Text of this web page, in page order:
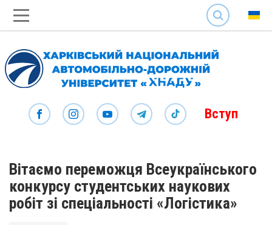
SEARCH
Вступ
Вітаємо переможця Всеукраїнського
конкурсу студентських наукових
робіт зі спеціальності «Логістика»